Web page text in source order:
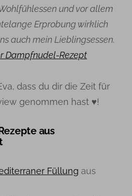
und vor allem
Erprobung wirklich
auch mein Lieblingsessen.
Dampfnudel-Rezept
dass du dir die Zeit für
genommen hast ♥!
aus
Füllung aus